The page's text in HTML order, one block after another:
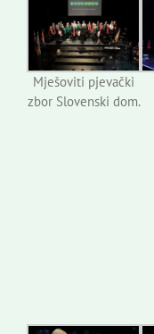
Mješoviti pjevački
zbor Slovenski dom.